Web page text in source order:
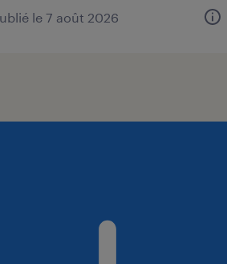
le 7 août 2026